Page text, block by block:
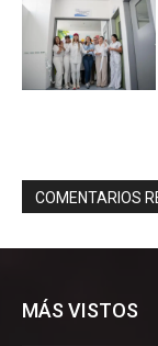
MÁS VISTOS